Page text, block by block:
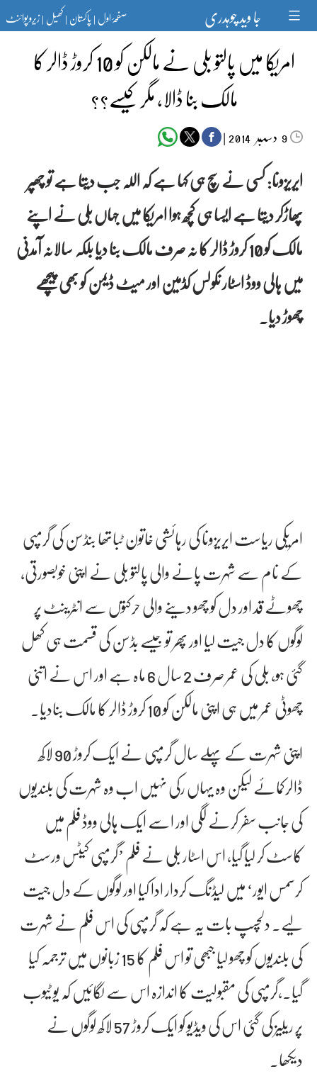
content جا وید چوہدری صفحۂ اول|پاکستان|کھیل|زیرو پوائنٹ
امریکا میں پالتو بلی نے مالکن کو 10 کروڑ ڈالر کا
مالک بنا ڈالا، مگر کیسے؟؟
9دسمبر‬‮ |
ایریزونا:کسی نے سچ ہی کہا ہے کہ اللہ جب دیتا ہے تو چھپر
پھاڑکر دیتا ہے ایسا ہی کچھ ہوا امریکا میں جہاں بلی نے اپنے
مالک کو 10 کروڑ ڈالر کا نہ صرف مالک بنا دیا بلکہ سالانہ آمدنی
میں ہالی ووڈ اسٹار نکولس کڈمین اور میٹ ڈیمن کو بھی پیچھے
چھوڑ دیا۔
امریکی ریاست ایریزونا کی رہائشی خاتون ٹباتھا بنڈسن کی گرمپی
کے نام سے شہرت پانے والی پالتو بلی نے اپنی خوبصورتی،
چھوٹے قد اور دل کو چھو دینے والی حرکتوں سے انٹرینٹ پر
لوگوں کا دل جیت لیا اور پھر تو جیسے بڈسن کی قسمت ہی کھل
گئی ہو، بلی کی عمر صرف 2 سال 6 ماہ ہے اور اس نے اتنی
چھوٹی عمر میں ہی اپنی مالکن کو 10 کروڑ ڈالر کا مالک بنادیا۔
اپنی شہرت کے پہلے سال گرمپی نے ایک کروڑ 90 لاکھ
ڈالرکمائے لیکن وہ یہاں رکی نہیں اب وہ شہرت کی بلندیوں
کی جانب سفر کرنے لگی اور اسے ایک ہالی ووڈ فلم میں
کاسٹ کر لیا گیا، اس اسٹار بلی نے فلم ’گرمپی کیٹس ورسٹ
کرسمس ایور‘ میں لیڈنگ کردار ادا کیا اور لوگوں کے دل جیت
لیے۔ دلچسپ بات یہ ہے کہ گرمپی کی اس فلم نے شہرت
کی بلندیوں کو چھو لیا جبھی تو اس فلم کا 15 زبانوں میں ترجمہ کیا
گیا۔،گرمپی کی مقبولیت کا اندازہ اس سے لگائیں کہ یو ٹیوب
پر ریلیز کی گئی اس کی ویڈیو کو ایک کروڑ 57 لاکھ لوگوں نے
دیکھا۔